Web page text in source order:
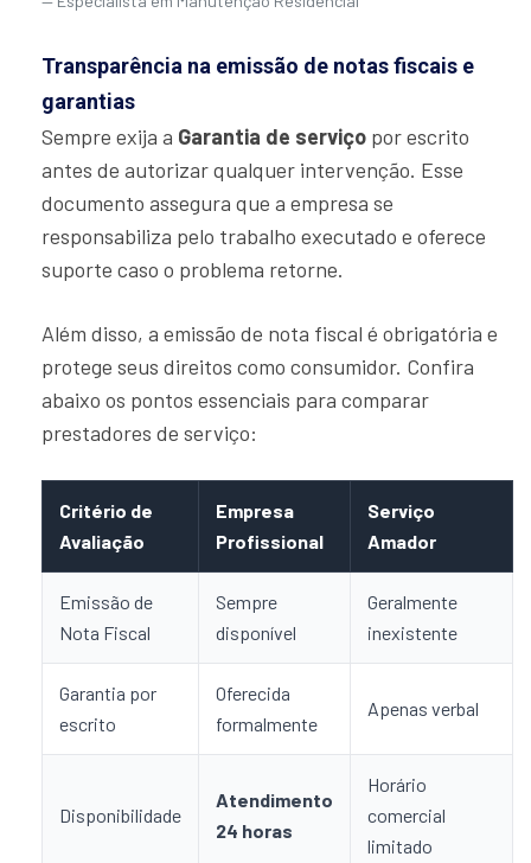
Transparência na emissão de notas fiscais e
garantias
Sempre exija a Garantia de serviço por escrito
antes de autorizar qualquer intervenção. Esse
documento assegura que a empresa se
responsabiliza pelo trabalho executado e oferece
suporte caso o problema retorne.
Além disso, a emissão de nota fiscal é obrigatória e
protege seus direitos como consumidor. Confira
abaixo os pontos essenciais para comparar
prestadores de serviço:
Critério de
Avaliação
Empresa
Profissional
Serviço
Amador
Emissão de
Nota Fiscal
Sempre
disponível
Geralmente
inexistente
Garantia por
escrito
Oferecida
formalmente
Apenas verbal
Disponibilidade
Atendimento
24 horas
Horário
comercial
limitado